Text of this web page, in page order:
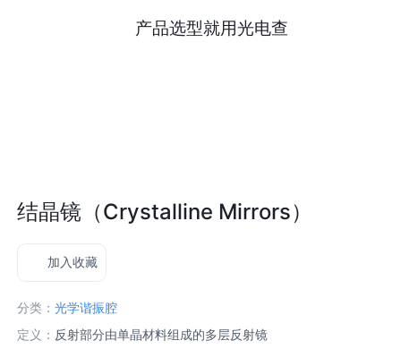
产品选型就用光电查
结晶镜（Crystalline Mirrors）
加入收藏
分类：光学谐振腔
定义： 反射部分由单晶材料组成的多层反射镜